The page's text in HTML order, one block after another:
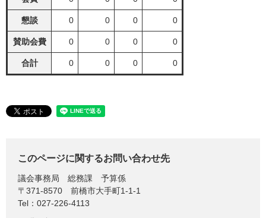
懇談 0 0 0 0
賛助会費 0 0 0 0
合計 0 0 0 0
このページに関するお問い合わせ先
議会事務局
総務課 予算係
〒371-8570
前橋市大手町1-1-1
Tel：027-226-4113